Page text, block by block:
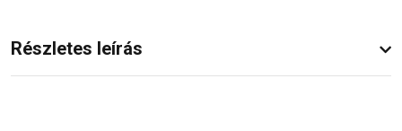
Részletes leírás